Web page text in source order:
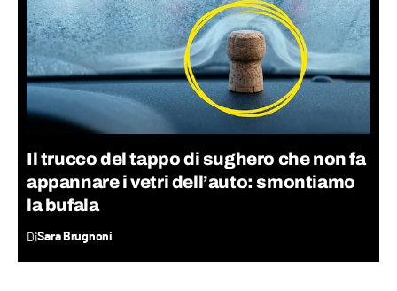
Il trucco del tappo di sughero che non fa
appannare i vetri dell’auto: smontiamo
la bufala
DiSara Brugnoni